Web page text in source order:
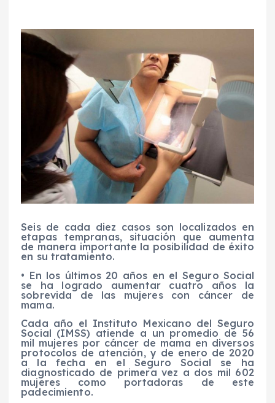
Seis de cada diez casos son localizados en
etapas tempranas, situación que aumenta
de manera importante la posibilidad de éxito
en su tratamiento.
• En los últimos 20 años en el Seguro Social
se ha logrado aumentar cuatro años la
sobrevida de las mujeres con cáncer de
mama.
Cada año el Instituto Mexicano del Seguro
Social (IMSS) atiende a un promedio de 56
mil mujeres por cáncer de mama en diversos
protocolos de atención, y de enero de 2020
a la fecha en el Seguro Social se ha
diagnosticado de primera vez a dos mil 602
mujeres como portadoras de este
padecimiento.